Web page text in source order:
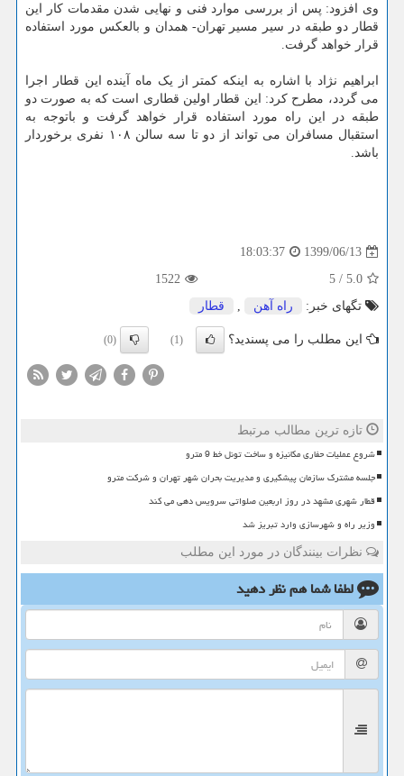
وی افزود: پس از بررسی موارد فنی و نهایی شدن مقدمات کار این
قطار دو طبقه در سیر مسیر تهران- همدان و بالعکس مورد استفاده
قرار خواهد گرفت.
ابراهیم نژاد با اشاره به اینکه کمتر از یک ماه آینده این قطار اجرا
می گردد، مطرح کرد: این قطار اولین قطاری است که به صورت دو
طبقه در این راه مورد استفاده قرار خواهد گرفت و باتوجه به
استقبال مسافران می تواند از دو تا سه سالن ۱۰۸ نفری برخوردار
باشد.
1399/06/13
18:03:37
5.0
/
5
1522
تگهای خبر:
راه آهن , قطار
این مطلب را می پسندید؟ (1)
(0)
تازه ترین مطالب مرتبط
شروع عملیات حفاری مکانیزه و ساخت تونل خط 9 مترو
جلسه مشترک سازمان پیشگیری و مدیریت بحران شهر تهران و شرکت مترو
قطار شهری مشهد در روز اربعین صلواتی سرویس دهی می کند
وزیر راه و شهرسازی وارد تبریز شد
نظرات بینندگان در مورد این مطلب
لطفا شما همنظر دهید